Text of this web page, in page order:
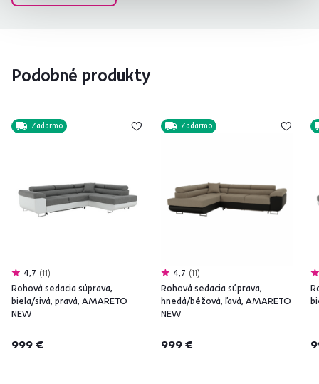
Podobné produkty
Zadarmo
4,7 11
Rohová sedacia súprava,
biela/sivá, pravá, AMARETO
NEW
999 €
Zadarmo
4,7 11
Rohová sedacia súprava,
hnedá/béžová, ľavá, AMARETO
NEW
999 €